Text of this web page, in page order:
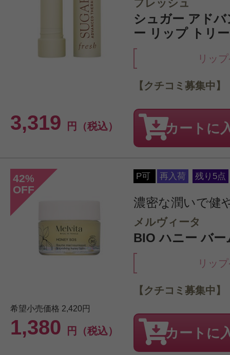
フレッシュ
シュガー アド
ー リップ トリ
リッ
3,319 円（税込）
【クチコミ募集中】
カートに
42%
OFF
P可 再入荷 残り5点
濃密な潤いで健
メルヴィータ
BIO ハニー バ
リッ
希望小売価格 2,420円
1,380 円（税込）
【クチコミ募集中】
カートに